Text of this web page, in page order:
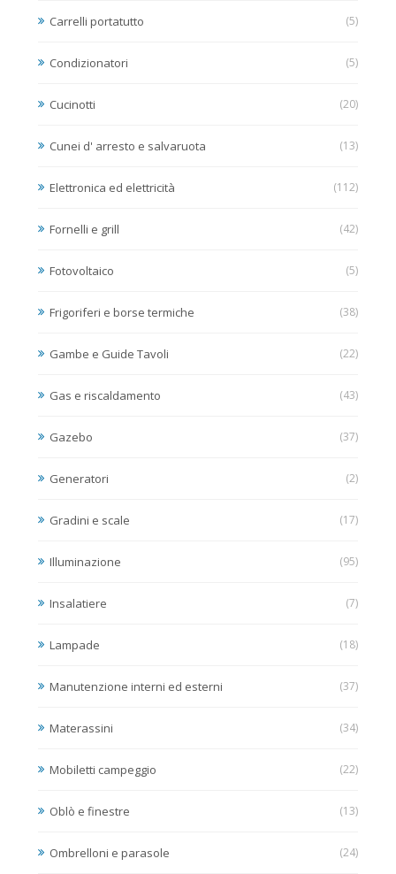
Carrelli portatutto (5)
Condizionatori (5)
Cucinotti (20)
Cunei d' arresto e salvaruota (13)
Elettronica ed elettricità (112)
Fornelli e grill (42)
Fotovoltaico (5)
Frigoriferi e borse termiche (38)
Gambe e Guide Tavoli (22)
Gas e riscaldamento (43)
Gazebo (37)
Generatori (2)
Gradini e scale (17)
Illuminazione (95)
Insalatiere (7)
Lampade (18)
Manutenzione interni ed esterni (37)
Materassini (34)
Mobiletti campeggio (22)
Oblò e finestre (13)
Ombrelloni e parasole (24)